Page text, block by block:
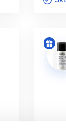
po vlasech.